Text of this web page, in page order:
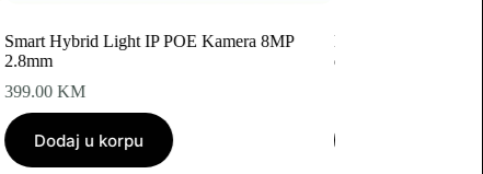
Smart Hybrid Light IP POE Kamera 8MP
2.8mm
399.00 KM
Dodaj u korpu
Longse 8MP 200°
dvostrukom lećom